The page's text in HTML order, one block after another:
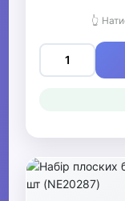
👆